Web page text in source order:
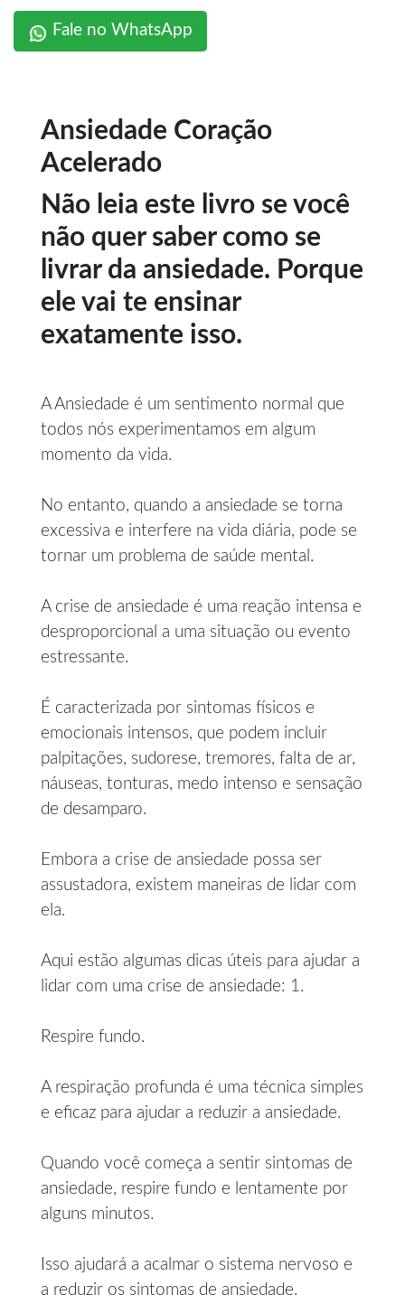
Fale no WhatsApp
Ansiedade Coração
Acelerado
Não leia este livro se você
não quer saber como se
livrar da ansiedade. Porque
ele vai te ensinar
exatamente isso.
A Ansiedade é um sentimento normal que
todos nós experimentamos em algum
momento da vida.
No entanto, quando a ansiedade se torna
excessiva e interfere na vida diária, pode se
tornar um problema de saúde mental.
A crise de ansiedade é uma reação intensa e
desproporcional a uma situação ou evento
estressante.
É caracterizada por sintomas físicos e
emocionais intensos, que podem incluir
palpitações, sudorese, tremores, falta de ar,
náuseas, tonturas, medo intenso e sensação
de desamparo.
Embora a crise de ansiedade possa ser
assustadora, existem maneiras de lidar com
ela.
Aqui estão algumas dicas úteis para ajudar a
lidar com uma crise de ansiedade: 1.
Respire fundo.
A respiração profunda é uma técnica simples
e eficaz para ajudar a reduzir a ansiedade.
Quando você começa a sentir sintomas de
ansiedade, respire fundo e lentamente por
alguns minutos.
Isso ajudará a acalmar o sistema nervoso e
a reduzir os sintomas de ansiedade.